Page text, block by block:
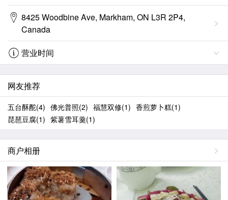
8425 Woodbine Ave, Markham, ON L3R 2P4,
Canada
营业时间
网友推荐
五台酥酡(4) 佛光普照(2) 福慧双修(1) 香煎萝卜糕(1)
琵琶豆腐(1) 紫薯雪耳羹(1)
商户相册